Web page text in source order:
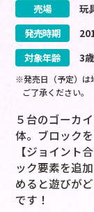
売場
玩
発売時期
対象年齢
3
※発売日（予定）は
ご了承ください。
５台のゴーカ
体。ブロック
【ジョイント
ック要素を追
めると遊びが
です！